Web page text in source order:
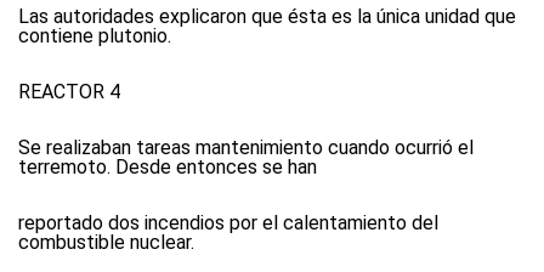
Las autoridades explicaron que ésta es la única unidad que
contiene plutonio.
REACTOR 4
Se realizaban tareas mantenimiento cuando ocurrió el
terremoto. Desde entonces se han
reportado dos incendios por el calentamiento del
combustible nuclear.